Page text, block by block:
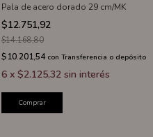
Pala de acero dorado 29 cm/MK
$12.751,92
$14.168,80
$10.201,54 con Transferencia o depósito
6 x $2.125,32 sin interés
Comprar